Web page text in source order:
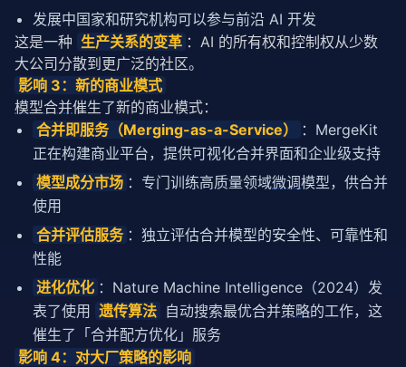
发展中国家和研究机构可以参与前沿 AI 开发
这是一种 生产关系的变革 ：AI 的所有权和控制权从少数
大公司分散到更广泛的社区。
影响 3：新的商业模式
模型合并催生了新的商业模式：
合并即服务（Merging-as-a-Service）
：MergeKit
正在构建商业平台，提供可视化合并界面和企业级支持
模型成分市场 ：专门训练高质量领域微调模型，供合并
使用
合并评估服务 ：独立评估合并模型的安全性、可靠性和
性能
进化优化 ：Nature Machine Intelligence（2024）发
表了使用 遗传算法 自动搜索最优合并策略的工作，这
催生了「合并配方优化」服务
影响 4：对大厂策略的影响